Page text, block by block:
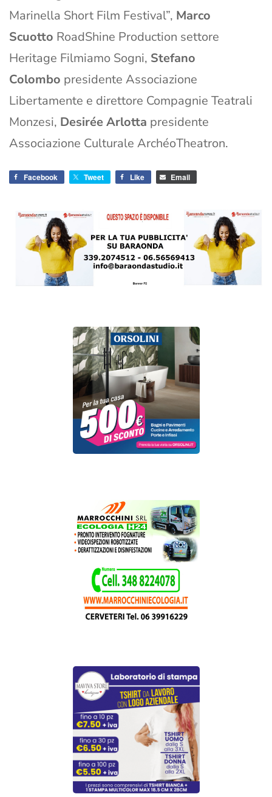
Marinella Short Film Festival”, Marco
Scuotto RoadShine Production settore
Heritage Filmiamo Sogni, Stefano
Colombo presidente Associazione
Libertamente e direttore Compagnie Teatrali
Monzesi, Desirée Arlotta presidente
Associazione Culturale ArchéoTheatron.
Facebook Tweet Like Email